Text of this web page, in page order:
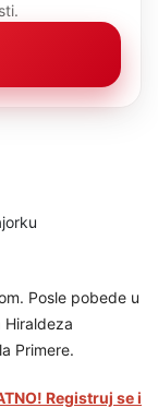
Posle pobede u
Hiraldeza
Primere.
Registruj se i